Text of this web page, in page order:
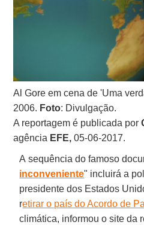
Al Gore em cena de 'Uma
2006. Foto: Divulgação.
A reportagem é publicada por
agência EFE, 05-06-2017.
A sequência do famoso
inconveniente" incluirá a
presidente dos Estados
retirar o país do Acordo de
climática, informou o site da